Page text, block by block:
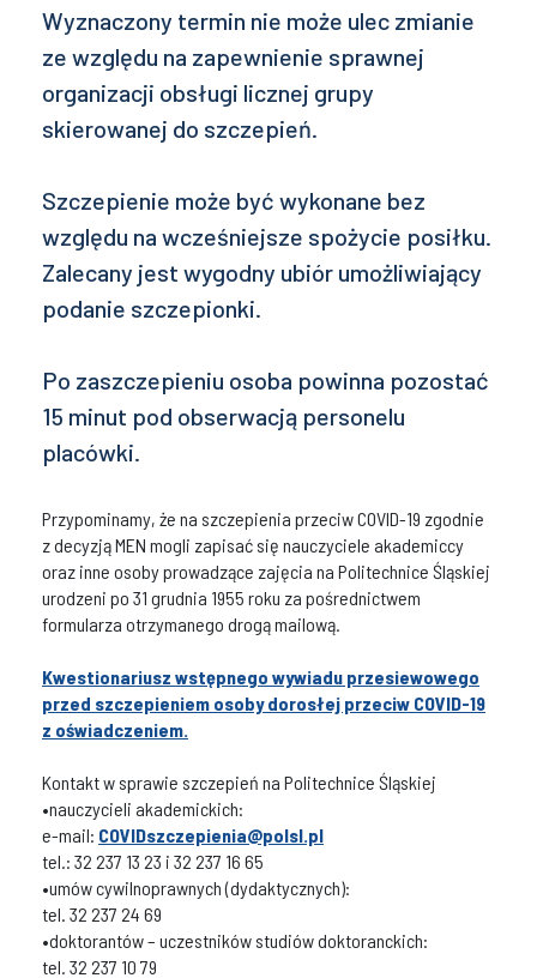
Wyznaczony termin nie może ulec zmianie
ze względu na zapewnienie sprawnej
organizacji obsługi licznej grupy
skierowanej do szczepień.
Szczepienie może być wykonane bez
względu na wcześniejsze spożycie posiłku.
Zalecany jest wygodny ubiór umożliwiający
podanie szczepionki.
Po zaszczepieniu osoba powinna pozostać
15 minut pod obserwacją personelu
placówki.
Przypominamy, że na szczepienia przeciw COVID-19 zgodnie
z decyzją MEN mogli zapisać się nauczyciele akademiccy
oraz inne osoby prowadzące zajęcia na Politechnice Śląskiej
urodzeni po 31 grudnia 1955 roku za pośrednictwem
formularza otrzymanego drogą mailową.
Kwestionariusz wstępnego wywiadu przesiewowego
przed szczepieniem osoby dorosłej przeciw COVID-19
z oświadczeniem.
Kontakt w sprawie szczepień na Politechnice Śląskiej
•nauczycieli akademickich:
e-mail: COVIDszczepienia@polsl.pl
tel.: 32 237 13 23 i 32 237 16 65
•umów cywilnoprawnych (dydaktycznych):
tel. 32 237 24 69
•doktorantów – uczestników studiów doktoranckich:
tel. 32 237 10 79